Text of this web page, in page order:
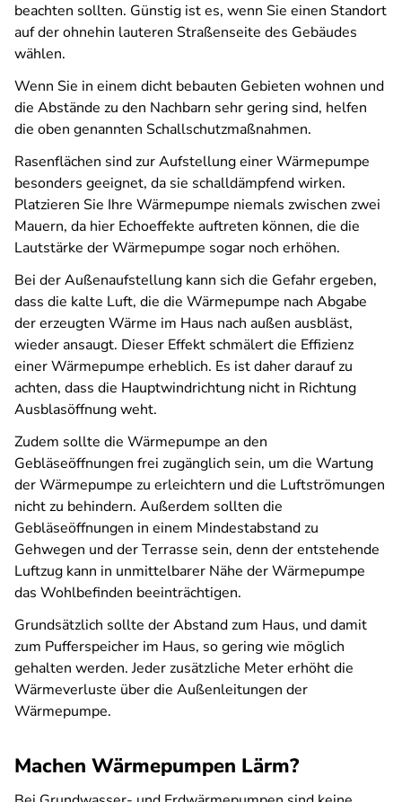
beachten sollten. Günstig ist es, wenn Sie einen Standort
auf der ohnehin lauteren Straßenseite des Gebäudes
wählen.
Wenn Sie in einem dicht bebauten Gebieten wohnen und
die Abstände zu den Nachbarn sehr gering sind, helfen
die oben genannten Schallschutzmaßnahmen.
Rasenflächen sind zur Aufstellung einer Wärmepumpe
besonders geeignet, da sie schalldämpfend wirken.
Platzieren Sie Ihre Wärmepumpe niemals zwischen zwei
Mauern, da hier Echoeffekte auftreten können, die die
Lautstärke der Wärmepumpe sogar noch erhöhen.
Bei der Außenaufstellung kann sich die Gefahr ergeben,
dass die kalte Luft, die die Wärmepumpe nach Abgabe
der erzeugten Wärme im Haus nach außen ausbläst,
wieder ansaugt. Dieser Effekt schmälert die Effizienz
einer Wärmepumpe erheblich. Es ist daher darauf zu
achten, dass die Hauptwindrichtung nicht in Richtung
Ausblasöffnung weht.
Zudem sollte die Wärmepumpe an den
Gebläseöffnungen frei zugänglich sein, um die Wartung
der Wärmepumpe zu erleichtern und die Luftströmungen
nicht zu behindern. Außerdem sollten die
Gebläseöffnungen in einem Mindestabstand zu
Gehwegen und der Terrasse sein, denn der entstehende
Luftzug kann in unmittelbarer Nähe der Wärmepumpe
das Wohlbefinden beeinträchtigen.
Grundsätzlich sollte der Abstand zum Haus, und damit
zum Pufferspeicher im Haus, so gering wie möglich
gehalten werden. Jeder zusätzliche Meter erhöht die
Wärmeverluste über die Außenleitungen der
Wärmepumpe.
Machen Wärmepumpen Lärm?